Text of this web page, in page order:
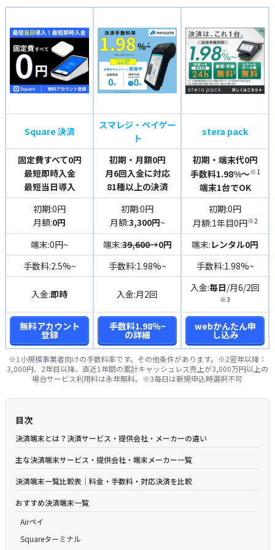
Square 決済
スマレジ・ペイゲー
ト
stera pack
固定費すべて0円
最短即時入金
最短当日導入
初期・月額0円
月6回入金に対応
81種以上の決済
初期・端末代0円
手数料1.98%〜※1
端末1台でOK
初期:0円
月額:0円
初期:0円
月額:3,300円~
初期:0円
月額:1年目0円※2
端末:0円~ 端末:39,600→0円 端末: レンタル0円
手数料:2.5%~
手数料:1.98%~ 手数料:1.98%~
入金:即時 入金:月2回
入金:毎日/月6/2回
※3
無料アカウント
登録
手数料1.98％~
の詳細
webかんたん申
し込み
※1小規模事業者向けの手数料率です。その他条件があります。※2翌年以降：
3,000円、2年目以降、直近1年間の累計キャッシュレス売上が3,000万円以上の
場合サービス利用料は永年無料。※3毎日は新規申込時選択不可
目次
決済端末とは？決済サービス・提供会社・メーカーの違い
主な決済端末サービス・提供会社・端末メーカー一覧
決済端末一覧比較表｜料金・手数料・対応決済を比較
おすすめ決済端末一覧
Airペイ
Squareターミナル